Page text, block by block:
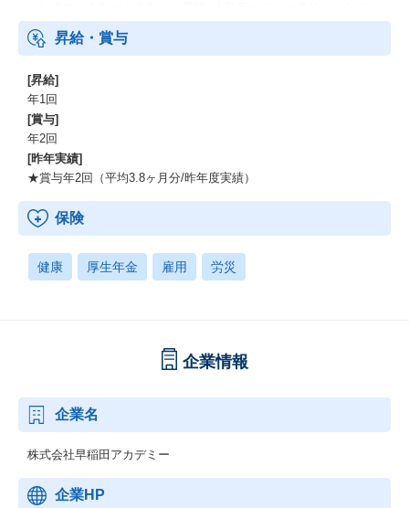
ーポレートプログラム利用可能- サンリオピューロランド 年間割
引券提供 など
昇給・賞与
[昇給]
年1回
[賞与]
年2回
[昨年実績]
★賞与年2回（平均3.8ヶ月分/昨年度実績）
保険
健康 厚生年金 雇用 労災
企業情報
企業名
株式会社早稲田アカデミー
企業HP